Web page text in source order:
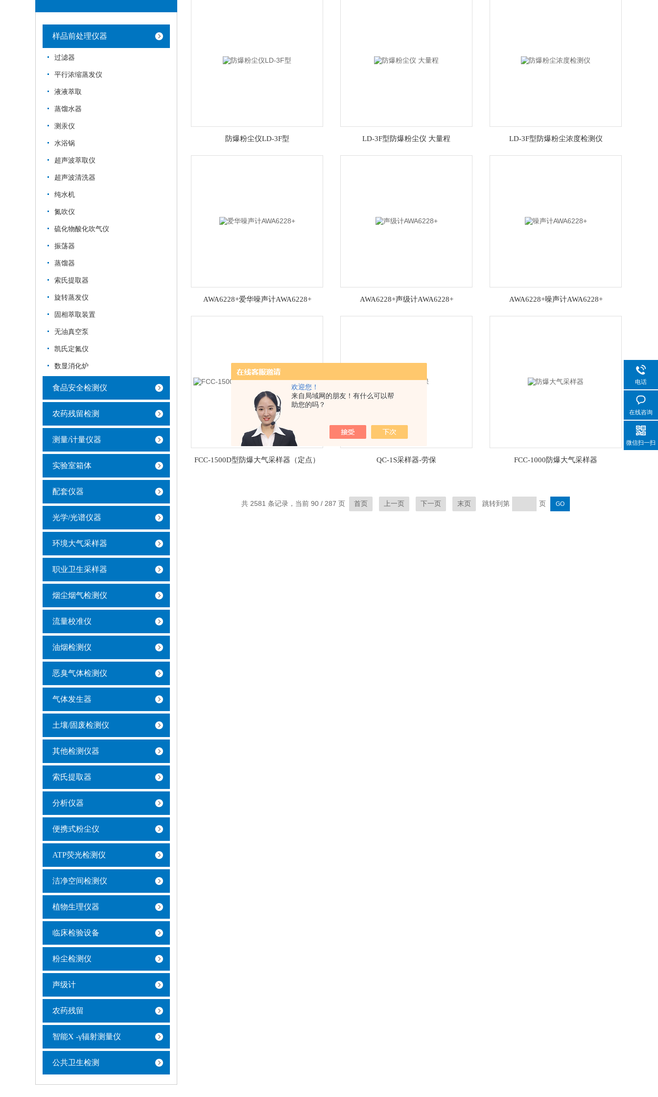
欢迎您！
来自局域网的朋友！有什么可以帮
助您的吗？
样品前处理仪器
过滤器
平行浓缩蒸发仪
液液萃取
蒸馏水器
测汞仪
水浴锅
超声波萃取仪
超声波清洗器
纯水机
氮吹仪
硫化物酸化吹气仪
振荡器
蒸馏器
索氏提取器
旋转蒸发仪
固相萃取装置
无油真空泵
凯氏定氮仪
数显消化炉
食品安全检测仪
农药残留检测
测量/计量仪器
实验室箱体
配套仪器
光学/光谱仪器
环境大气采样器
职业卫生采样器
烟尘烟气检测仪
流量校准仪
油烟检测仪
恶臭气体检测仪
气体发生器
土壤/固废检测仪
其他检测仪器
索氏提取器
分析仪器
便携式粉尘仪
ATP荧光检测仪
洁净空间检测仪
植物生理仪器
临床检验设备
粉尘检测仪
声级计
农药残留
智能X -γ辐射测量仪
公共卫生检测
防爆粉尘仪LD-3F型 LD-3F型防爆粉尘仪 大量程 LD-3F型防爆粉尘浓度检测仪
AWA6228+爱华噪声计AWA6228+ AWA6228+声级计AWA6228+ AWA6228+噪声计AWA6228+
FCC-1500D型防爆大气采样器（定点） QC-1S采样器-劳保 FCC-1000防爆大气采样器
共 2581 条记录，当前 90 / 287 页 首页 上一页 下一页 末页 跳转到第 页
电话
在线咨询
微信扫一扫